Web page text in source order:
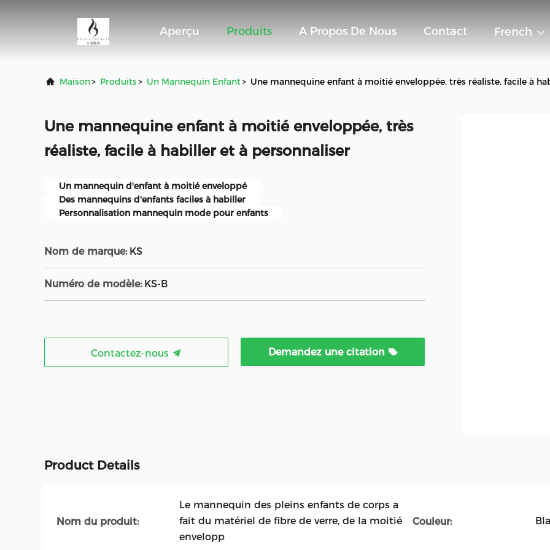
Aperçu Produits A Propos De Nous Contact French
Maison> Produits> Un Mannequin Enfant> Une mannequine enfant à moitié enveloppée, très réaliste, facile à
Une mannequine enfant à moitié enveloppée, très
réaliste, facile à habiller et à personnaliser
Un mannequin d'enfant à moitié enveloppé
Des mannequins d'enfants faciles à habiller
Personnalisation mannequin mode pour enfants
Nom de marque: KS
Numéro de modèle: KS-B
Contactez-nous Demandez une citation
Product Details
Nom du produit:
Le mannequin des pleins enfants de corps a
fait du matériel de fibre de verre, de la moitié
envelopp
Couleur: